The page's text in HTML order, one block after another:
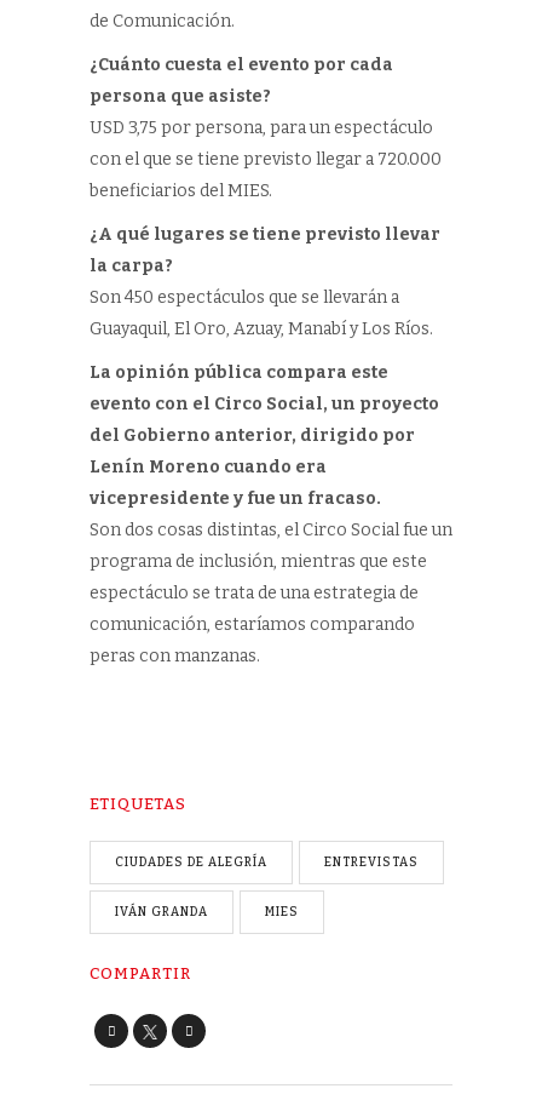
de Comunicación.
¿Cuánto cuesta el evento por cada
persona que asiste?
USD 3,75 por persona, para un espectáculo
con el que se tiene previsto llegar a 720.000
beneficiarios del MIES.
¿A qué lugares se tiene previsto llevar
la carpa?
Son 450 espectáculos que se llevarán a
Guayaquil, El Oro, Azuay, Manabí y Los Ríos.
La opinión pública compara este
evento con el Circo Social, un proyecto
del Gobierno anterior, dirigido por
Lenín Moreno cuando era
vicepresidente y fue un fracaso.
Son dos cosas distintas, el Circo Social fue un
programa de inclusión, mientras que este
espectáculo se trata de una estrategia de
comunicación, estaríamos comparando
peras con manzanas.
ETIQUETAS
CIUDADES DE ALEGRÍA ENTREVISTAS
IVÁN GRANDA MIES
COMPARTIR